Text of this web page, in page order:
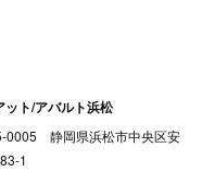
ット/アバルト浜松
0005 静岡県浜松市中央区安
1